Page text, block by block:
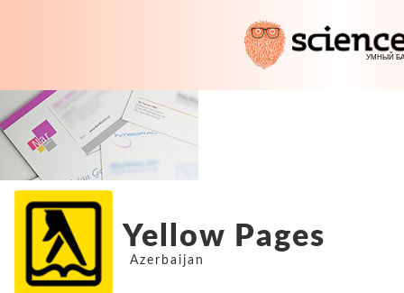
Yellow Pages
Azerbaijan